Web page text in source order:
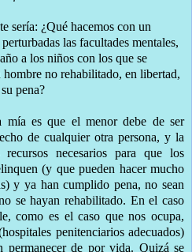
sería: ¿Qué hacemos con un
las facultades mentales,
a los niños con los que se
no rehabilitado, en libertad,
pena?
mía es que el menor debe de ser
de cualquier otra persona, y la
necesarios para que los
(y que pueden hacer mucho
y ya han cumplido pena, no sean
se hayan rehabilitado. En el caso
como es el caso que nos ocupa,
penitenciarios adecuados)
permanecer de por vida. Quizá se